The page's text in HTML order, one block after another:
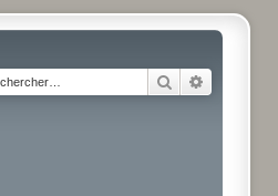
Rechercher